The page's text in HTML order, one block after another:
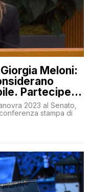
Meloni:
Parteciperò
2023 al Senato,
stampa di